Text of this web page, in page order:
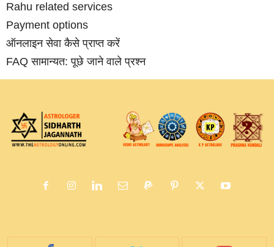
Rahu related services
Payment options
ऑनलाइन सेवा कैसे प्राप्‍त करें
FAQ सामान्‍यत: पूछे जाने वाले प्रश्‍न